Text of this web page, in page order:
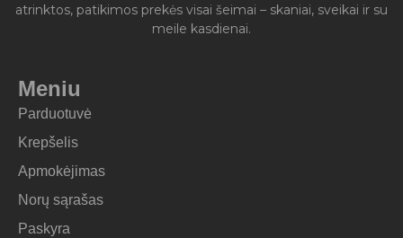
atrinktos, patikimos prekės visai šeimai – skaniai, sveikai ir su
meile kasdienai.
Meniu
Parduotuvė
Krepšelis
Apmokėjimas
Norų sąrašas
Paskyra